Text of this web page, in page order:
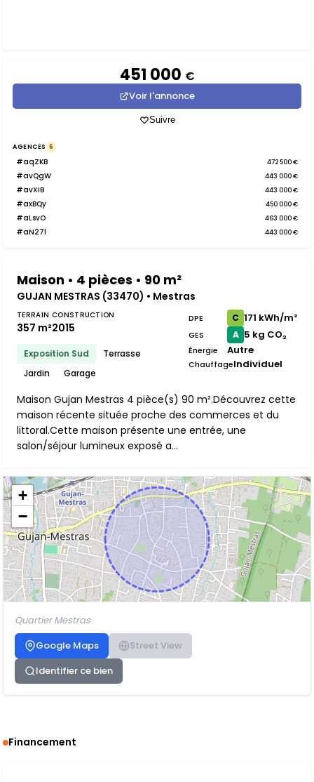
451 000 €
Voir l'annonce
Suivre
AGENCES 6
#aqZKB 472 500 €
#avQgW 443 000 €
#avXIB 443 000 €
#axBQy 450 000 €
#aLsvO 463 000 €
#aN27l 443 000 €
Maison • 4 pièces • 90 m²
GUJAN MESTRAS (33470) • Mestras
TERRAIN
357 m²
CONSTRUCTION
2015
Exposition Sud
Terrasse
Jardin
Garage
DPE C 171 kWh/m²
GES A 5 kg CO₂
Énergie Autre
ChauffageIndividuel
Maison Gujan Mestras 4 pièce(s) 90 m².Découvrez cette
maison récente située proche des commerces et du
littoral.Cette maison présente une entrée, une
salon/séjour lumineux exposé a...
+
−
Quartier Mestras
Google Maps
Street View
Identifier ce bien
Financement